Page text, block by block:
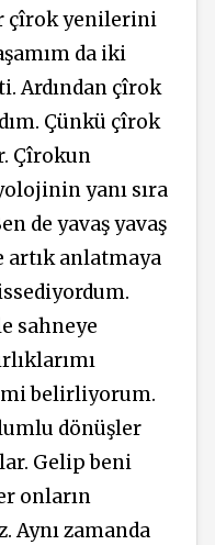
çîrok yenilerini
da iki
Ardından çîrok
Çünkü çîrok
Çîrokun
yanı sıra
de yavaş yavaş
artık anlatmaya
sahneye
belirliyorum.
dönüşler
Gelip beni
onların
Aynı zamanda